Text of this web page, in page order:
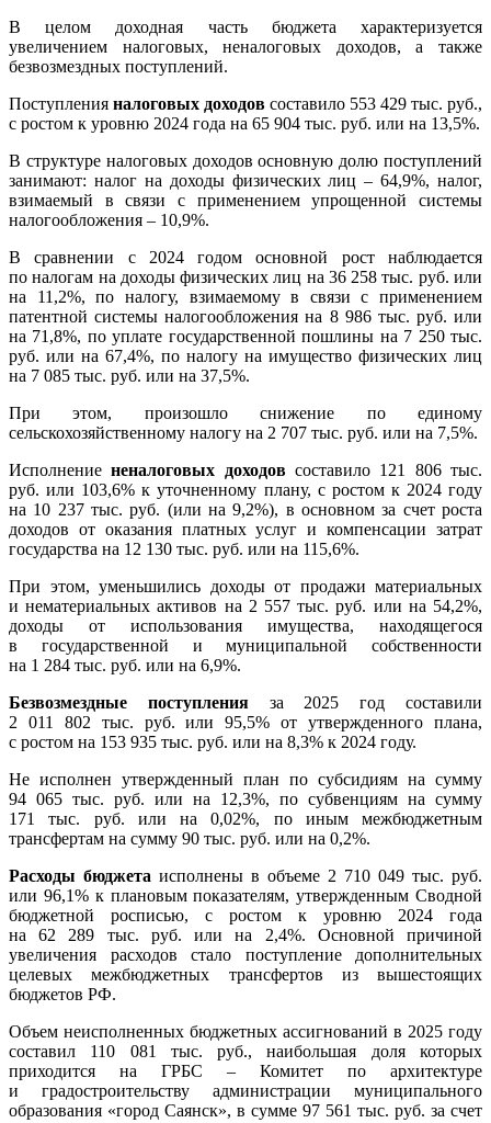
В целом доходная часть бюджета характеризуется
увеличением налоговых, неналоговых доходов, а также
безвозмездных поступлений.
Поступления налоговых доходов составило 553 429 тыс. руб.,
с ростом к уровню 2024 года на 65 904 тыс. руб. или на 13,5%.
В структуре налоговых доходов основную долю поступлений
занимают: налог на доходы физических лиц – 64,9%, налог,
взимаемый в связи с применением упрощенной системы
налогообложения – 10,9%.
В сравнении с 2024 годом основной рост наблюдается
по налогам на доходы физических лиц на 36 258 тыс. руб. или
на 11,2%, по налогу, взимаемому в связи с применением
патентной системы налогообложения на 8 986 тыс. руб. или
на 71,8%, по уплате государственной пошлины на 7 250 тыс.
руб. или на 67,4%, по налогу на имущество физических лиц
на 7 085 тыс. руб. или на 37,5%.
При этом, произошло снижение по единому
сельскохозяйственному налогу на 2 707 тыс. руб. или на 7,5%.
Исполнениененалоговых доходовсоставило 121 806 тыс.
руб. или 103,6% к уточненному плану, с ростом к 2024 году
на 10 237 тыс. руб. (или на 9,2%), в основном за счет роста
доходов от оказания платных услуг и компенсации затрат
государства на 12 130 тыс. руб. или на 115,6%.
При этом, уменьшились доходы от продажи материальных
и нематериальных активов на 2 557 тыс. руб. или на 54,2%,
доходы от использования имущества, находящегося
в государственной и муниципальной собственности
на 1 284 тыс. руб. или на 6,9%.
Безвозмездные поступленияза 2025 год составили
2 011 802 тыс. руб. или 95,5% от утвержденного плана,
с ростом на 153 935 тыс. руб. или на 8,3% к 2024 году.
Не исполнен утвержденный план по субсидиям на сумму
94 065 тыс. руб. или на 12,3%, по субвенциям на сумму
171 тыс. руб. или на 0,02%, по иным межбюджетным
трансфертам на сумму 90 тыс. руб. или на 0,2%.
Расходы бюджета исполнены в объеме 2 710 049 тыс. руб.
или 96,1% к плановым показателям, утвержденным Сводной
бюджетной росписью, с ростом к уровню 2024 года
на 62 289 тыс. руб. или на 2,4%. Основной причиной
увеличения расходов стало поступление дополнительных
целевых межбюджетных трансфертов из вышестоящих
бюджетов РФ.
Объем неисполненных бюджетных ассигнований в 2025 году
составил 110 081 тыс. руб., наибольшая доля которых
приходится на ГРБС – Комитет по архитектуре
и градостроительству администрации муниципального
образования «город Саянск», в сумме 97 561 тыс. руб. за счет